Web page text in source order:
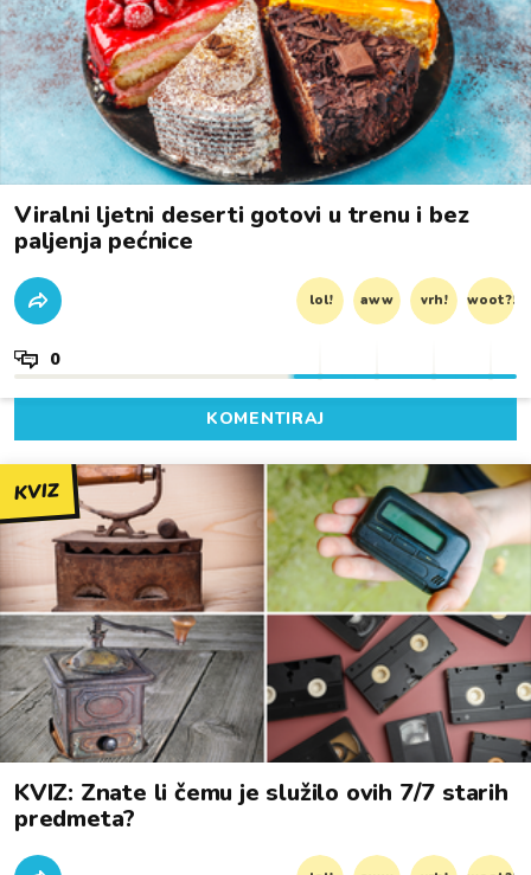
Viralni ljetni deserti gotovi u trenu i bez
paljenja pećnice
lol! aww vrh! woot?!
0
KOMENTIRAJ
KVIZ
KVIZ: Znate li čemu je služilo ovih 7/7 starih
predmeta?